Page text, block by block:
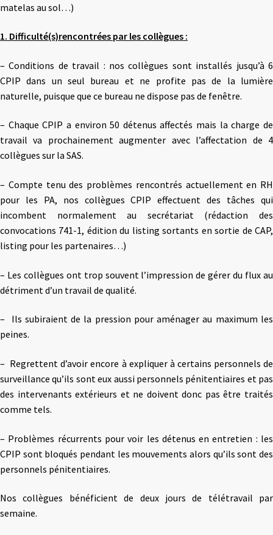
matelas au sol…)
1. Difficulté(s)rencontrées par les collègues :
– Conditions de travail : nos collègues sont installés jusqu’à 6
CPIP dans un seul bureau et ne profite pas de la lumière
naturelle, puisque que ce bureau ne dispose pas de fenêtre.
– Chaque CPIP a environ 50 détenus affectés mais la charge de
travail va prochainement augmenter avec l’affectation de 4
collègues sur la SAS.
– Compte tenu des problèmes rencontrés actuellement en RH
pour les PA, nos collègues CPIP effectuent des tâches qui
incombent normalement au secrétariat (rédaction des
convocations 741-1, édition du listing sortants en sortie de CAP,
listing pour les partenaires…)
– Les collègues ont trop souvent l’impression de gérer du flux au
détriment d’un travail de qualité.
– Ils subiraient de la pression pour aménager au maximum les
peines.
– Regrettent d’avoir encore à expliquer à certains personnels de
surveillance qu’ils sont eux aussi personnels pénitentiaires et pas
des intervenants extérieurs et ne doivent donc pas être traités
comme tels.
– Problèmes récurrents pour voir les détenus en entretien : les
CPIP sont bloqués pendant les mouvements alors qu’ils sont des
personnels pénitentiaires.
Nos collègues bénéficient de deux jours de télétravail par
semaine.